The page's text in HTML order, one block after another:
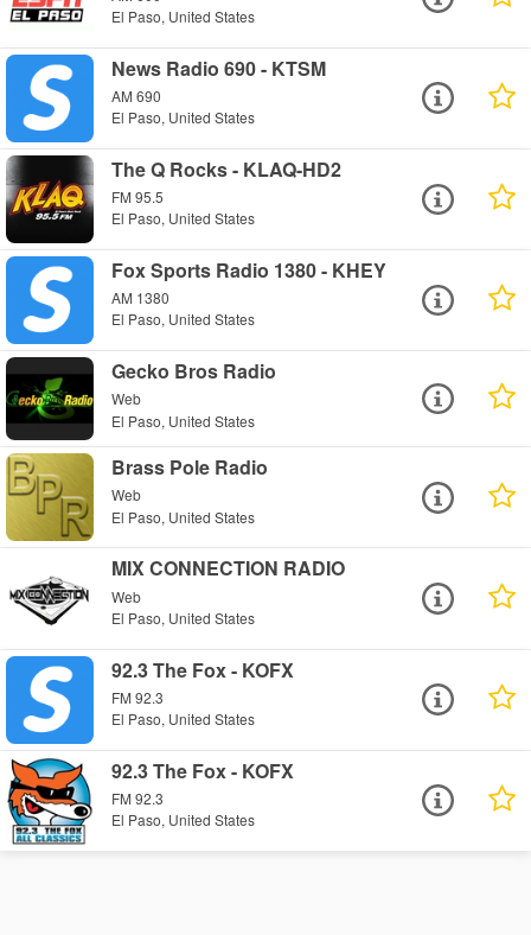
El Paso, United States
News Radio 690 - KTSM
AM 690
El Paso, United States
The Q Rocks - KLAQ-HD2
FM 95.5
El Paso, United States
Fox Sports Radio 1380 - KHEY
AM 1380
El Paso, United States
Gecko Bros Radio
Web
El Paso, United States
Brass Pole Radio
Web
El Paso, United States
MIX CONNECTION RADIO
Web
El Paso, United States
92.3 The Fox - KOFX
FM 92.3
El Paso, United States
92.3 The Fox - KOFX
FM 92.3
El Paso, United States